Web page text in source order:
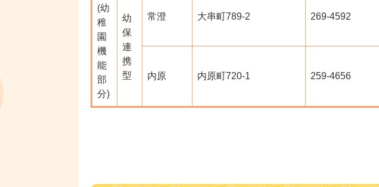
(幼
稚
園
機
能
部
分)
幼
保
連
携
型
常澄 大串町789-2 269-4592
内原 内原町720-1 259-4656